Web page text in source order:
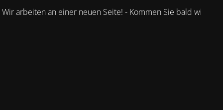
Wir arbeiten an einer neuen Seite! - Kommen Sie bald wieder.